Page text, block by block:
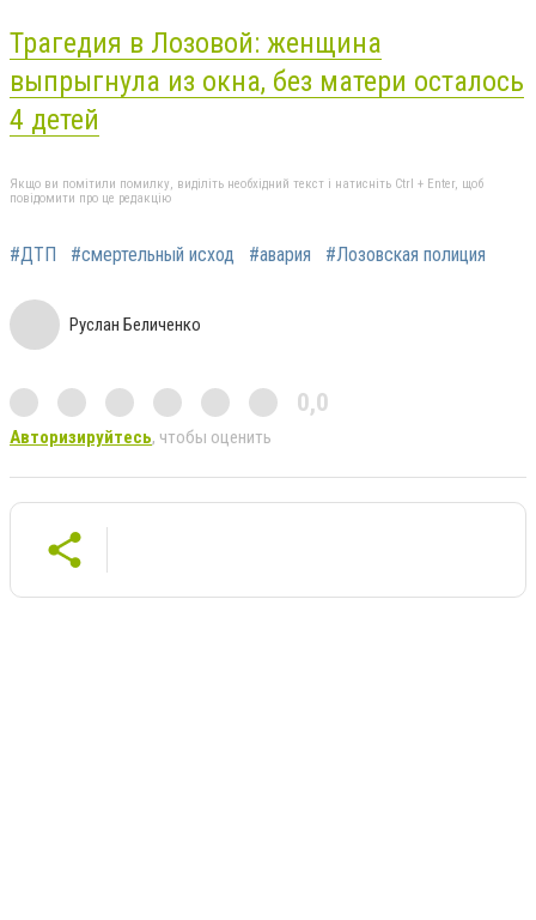
Трагедия в Лозовой: женщина
выпрыгнула из окна, без матери осталось
4 детей
Якщо ви помітили помилку, виділіть необхідний текст і натисніть Ctrl + Enter, щоб
повідомити про це редакцію
#ДТП #смертельный исход #авария #Лозовская полиция
Руслан Беличенко
0,0
Авторизируйтесь, чтобы оценить